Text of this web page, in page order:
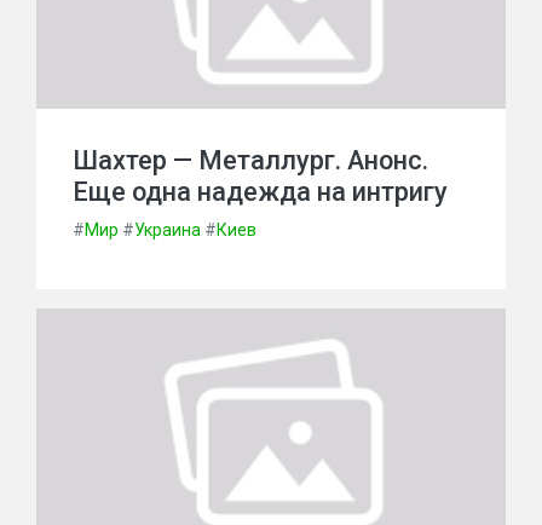
Шахтер — Металлург. Анонс.
Еще одна надежда на интригу
#Мир #Украина #Киев